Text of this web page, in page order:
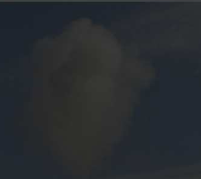
Ja, ich möchte die Kataloge der alpetour Touristischen
Die Anfrage wird via SSL verschlüsselt an unseren Server